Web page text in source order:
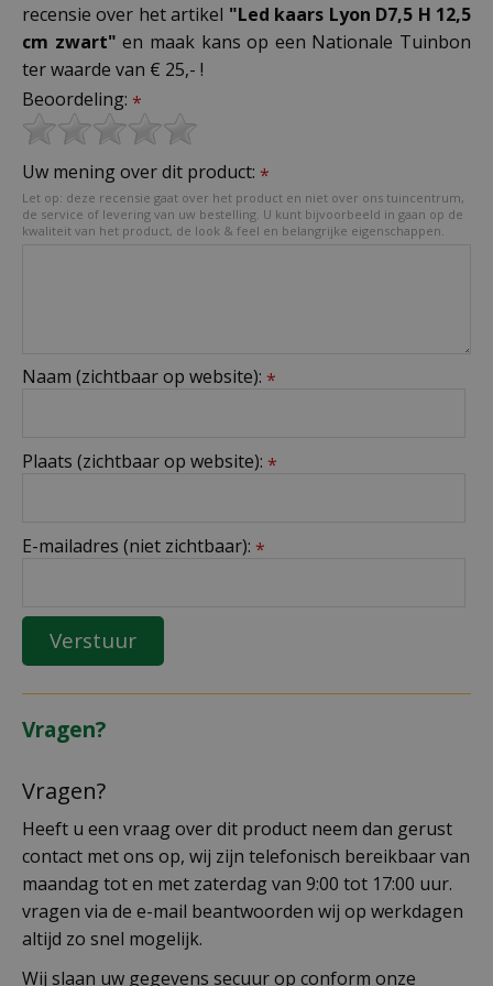
recensie over het artikel "Led kaars Lyon D7,5 H 12,5
cm zwart" en maak kans op een Nationale Tuinbon
ter waarde van € 25,- !
Beoordeling: *
Uw mening over dit product: *
Let op: deze recensie gaat over het product en niet over ons tuincentrum,
de service of levering van uw bestelling. U kunt bijvoorbeeld in gaan op de
kwaliteit van het product, de look & feel en belangrijke eigenschappen.
Naam (zichtbaar op website): *
Plaats (zichtbaar op website): *
E-mailadres (niet zichtbaar): *
Vragen?
Vragen?
Heeft u een vraag over dit product neem dan gerust
contact met ons op, wij zijn telefonisch bereikbaar van
maandag tot en met zaterdag van 9:00 tot 17:00 uur.
vragen via de e-mail beantwoorden wij op werkdagen
altijd zo snel mogelijk.
Wij slaan uw gegevens secuur op conform onze